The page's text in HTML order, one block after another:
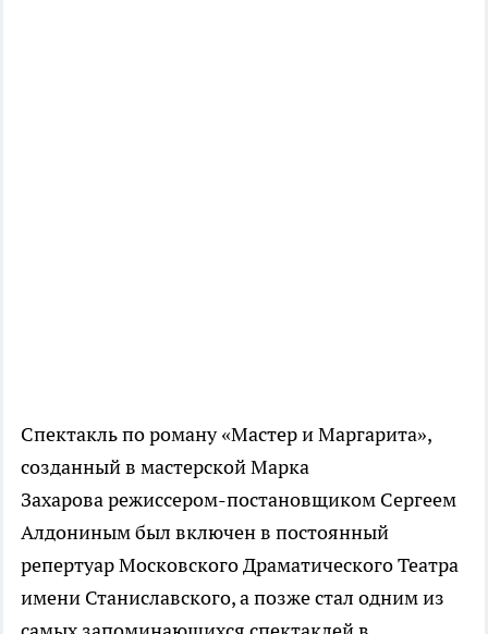
Спектакль по роману «Мастер и Маргарита»,
созданный в мастерской Марка
Захарова режиссером-постановщиком Сергеем
Алдониным был включен в постоянный
репертуар Московского Драматического Театра
имени Станиславского, а позже стал одним из